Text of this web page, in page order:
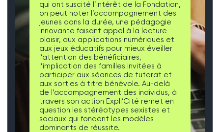
qui ont suscité l’intérêt de la Fondation,
on peut noter l’accompagnement des
jeunes dans la durée, une pédagogie
innovante faisant appel à la lecture
plaisir, aux applications numériques et
aux jeux éducatifs pour mieux éveiller
l’attention des bénéficiaires,
l’implication des familles invitées à
participer aux séances de tutorat et
aux sorties à titre bénévole. Au-delà
de l’accompagnement des individus, à
travers son action Expli’Cité remet en
question les stéréotypes sexistes et
sociaux qui fondent les modèles
dominants de réussite.